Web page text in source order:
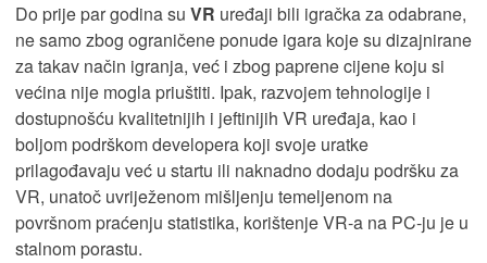
Do prije par godina su VR uređaji bili igračka za odabrane,
ne samo zbog ograničene ponude igara koje su dizajnirane
za takav način igranja, već i zbog paprene cijene koju si
većina nije mogla priuštiti. Ipak, razvojem tehnologije i
dostupnošću kvalitetnijih i jeftinijih VR uređaja, kao i
boljom podrškom developera koji svoje uratke
prilagođavaju već u startu ili naknadno dodaju podršku za
VR, unatoč uvriježenom mišljenju temeljenom na
površnom praćenju statistika, korištenje VR-a na PC-ju je u
stalnom porastu.